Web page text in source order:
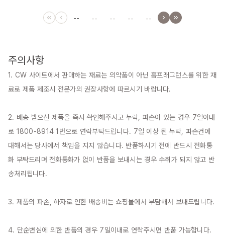
-- -- -- -- --
주의사항
1. CW 사이트에서 판매하는 재료는 의약품이 아닌 홈프래그런스를 위한 재
료로 제품 제조시 전문가의 권장사항에 따르시기 바랍니다.
2. 배송 받으신 제품을 즉시 확인해주시고 누락, 파손이 있는 경우 7일이내
로 1800-8914 1번으로 연락부탁드립니다. 7일 이상 된 누락, 파손건에
대해서는 당사에서 책임을 지지 않습니다. 반품하시기 전에 반드시 전화통
화 부탁드리며 전화통화가 없이 반품을 보내시는 경우 수취가 되지 않고 반
송처리됩니다.
3. 제품의 파손, 하자로 인한 배송비는 쇼핑몰에서 부담해서 보내드립니다.
4. 단순변심에 의한 반품의 경우 7일이내로 연락주시면 반품 가능합니다.